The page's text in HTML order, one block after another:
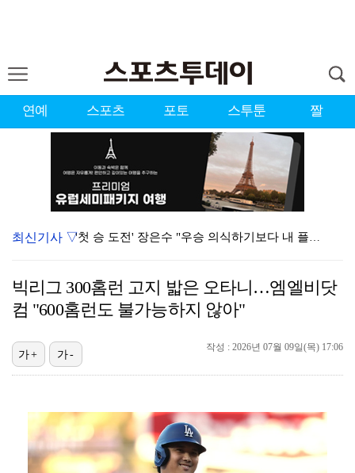
연예 스포츠 포토 스투툰 짤
'첫 승 도전' 장은수 "우승 의식하기보다 내 플레이에…
에스파, '쇠맛'부터 '달콤한 맛'까지…고척돔 가득 채…
맨시티 마레스카 감독 "이강인은 훌륭한 선수…아틀레티코…
[ST포토] 이강인, 환하게 웃으며
최신기사 ▽
빅리그 300홈런 고지 밟은 오타니…엠엘비닷
컴 "600홈런도 불가능하지 않아"
작성 : 2026년 07월 09일(목) 17:06
가+ 가-